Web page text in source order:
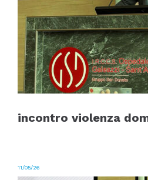
incontro violenza
11/05/26